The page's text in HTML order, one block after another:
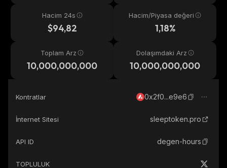
Hacim 24s
$94,82
Hacim/Piyasa değeri
1,18%
Toplam Arz
10,000,000,000
Dolaşımdaki Arz
10,000,000,000
Kontratlar 0x2f0...e9e6
İnternet Sitesi sleeptoken.pro
API ID degen-hours
TOPLULUK